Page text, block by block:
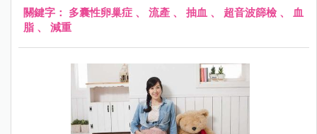
關鍵字： 多囊性卵巢症 、 流產 、 抽血 、 超音波篩檢 、 血
脂 、 減重